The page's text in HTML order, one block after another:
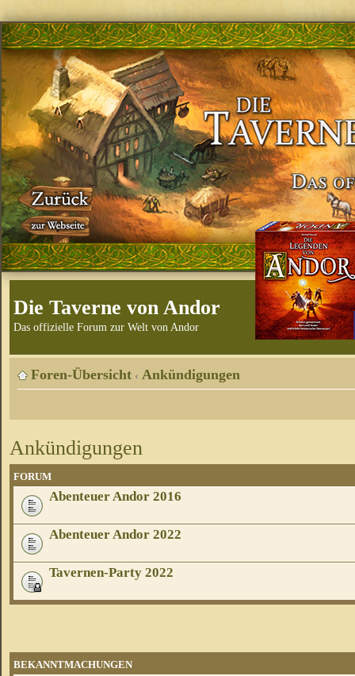
Die Taverne von Andor
Das offizielle Forum zur Welt von Andor
Foren-Übersicht ‹ Ankündigungen
Ankündigungen
FORUM
Abenteuer Andor 2016
Abenteuer Andor 2022
Tavernen-Party 2022
BEKANNTMACHUNGEN